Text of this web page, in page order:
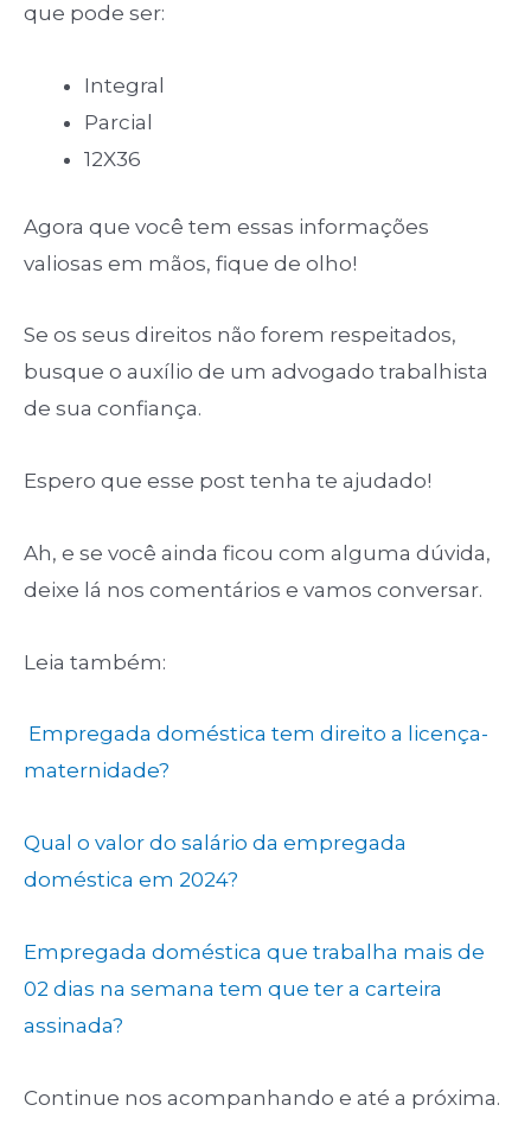
que pode ser:
Integral
Parcial
12X36
Agora que você tem essas informações
valiosas em mãos, fique de olho!
Se os seus direitos não forem respeitados,
busque o auxílio de um advogado trabalhista
de sua confiança.
Espero que esse post tenha te ajudado!
Ah, e se você ainda ficou com alguma dúvida,
deixe lá nos comentários e vamos conversar.
Leia também:
Empregada doméstica tem direito a licença-
maternidade?
Qual o valor do salário da empregada
doméstica em 2024?
Empregada doméstica que trabalha mais de
02 dias na semana tem que ter a carteira
assinada?
Continue nos acompanhando e até a próxima.